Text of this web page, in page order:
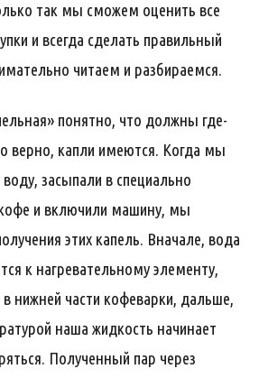
так мы сможем оценить все
и всегда сделать правильный
читаем и разбираемся.
понятно, что должны где-
верно, капли имеются. Когда мы
засыпали в специально
и включили машину, мы
этих капель. Вначале, вода
к нагревательному элементу,
нижней части кофеварки, дальше,
наша жидкость начинает
Полученный пар через